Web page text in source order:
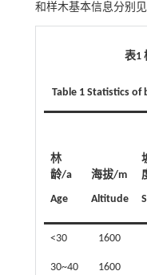
和样木基本信息分别见
表1
Table 1 Statistics
林
龄/a
Age
海拔/m
Altitude
<30 1600
30~40 1600